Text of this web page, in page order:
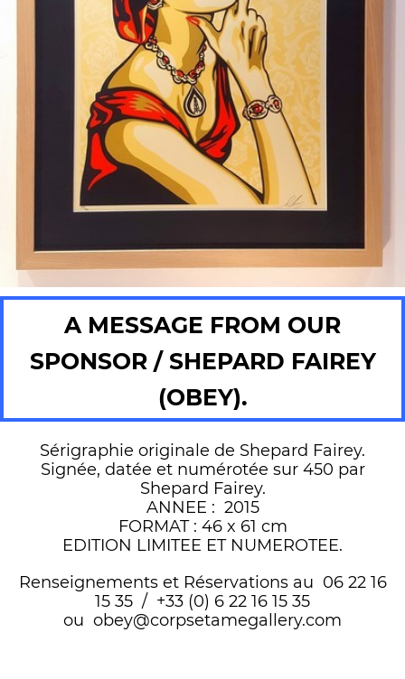
A MESSAGE FROM OUR
SPONSOR / SHEPARD FAIREY
(OBEY).
Sérigraphie originale de Shepard Fairey.
Signée, datée et numérotée sur 450 par
Shepard Fairey.
ANNEE : 2015
FORMAT : 46 x 61 cm
EDITION LIMITEE ET NUMEROTEE.
Renseignements et Réservations au 06 22 16
15 35 / +33 (0) 6 22 16 15 35
ou obey@corpsetamegallery.com